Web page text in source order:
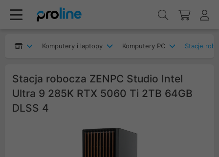
Komputery i laptopy Komputery PC Stacje
Stacja robocza ZENPC Studio Intel
Ultra 9 285K RTX 5060 Ti 2TB 64GB
DLSS 4